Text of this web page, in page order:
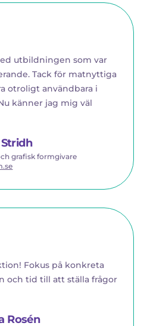
utbildningen som var
Tack för matnyttiga
otroligt användbara i
känner jag mig väl
grafisk formgivare
Fokus på konkreta
och tid till att ställa frågor
Rosén